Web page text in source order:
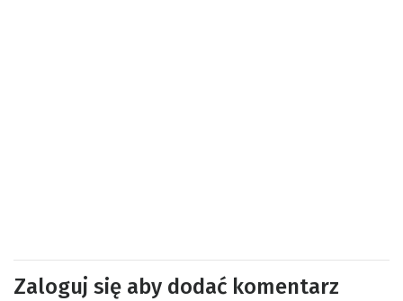
Zaloguj się aby dodać komentarz